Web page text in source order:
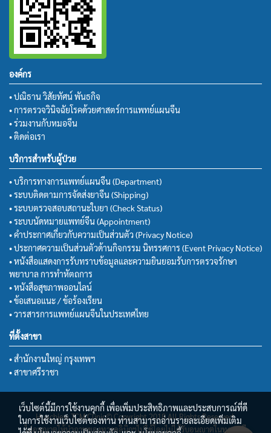
องค์กร
• ปณิธาน วิสัยทัศน์ พันธกิจ
• การตรวจวินิจฉัยโรคด้วยศาสตร์การแพทย์แผนจีน
• ร่วมงานกับหมอจีน
• ติดต่อเรา
บริการสำหรับผู้ป่วย
• บริการทางการแพทย์แผนจีน (Department)
• ระบบติดตามการจัดส่งยาจีน (Shipping)
• ระบบตรวจสอบสถานะใบยา (Check Status)
• ระบบนัดหมายแพทย์จีน (Appointment)
• คำประกาศเกี่ยวกับความเป็นส่วนตัว (Privacy Notice)
• ประกาศความเป็นส่วนตัวด้านกิจกรรม นิทรรศการ (Event Privacy Notice)
• หนังสือแสดงการรับทราบข้อมูลและความยินยอมรับการตรวจรักษา
พยาบาล การทำหัตถการ
• หนังสือสุขภาพออนไลน์
• ข้อเสนอแนะ / ข้อร้องเรียน
• วารสารการแพทย์แผนจีนในประเทศไทย
ที่ตั้งสาขา
• สำนักงานใหญ่ กรุงเทพฯ
• สาขาศรีราชา
Huachiew TCM Clinic© Copyright 2018 All Rights Reserved.
ไม่อนุญาตให้นำภาพของทางคลินิกฯไปใช้โดยไม่ได้รับอนุญาตในทุกกรณี
เว็บไซต์นี้มีการใช้งานคุกกี้ เพื่อเพิ่มประสิทธิภาพและประสบการณ์ที่ดี
ในการใช้งานเว็บไซต์ของท่าน ท่านสามารถอ่านรายละเอียดเพิ่มเติม